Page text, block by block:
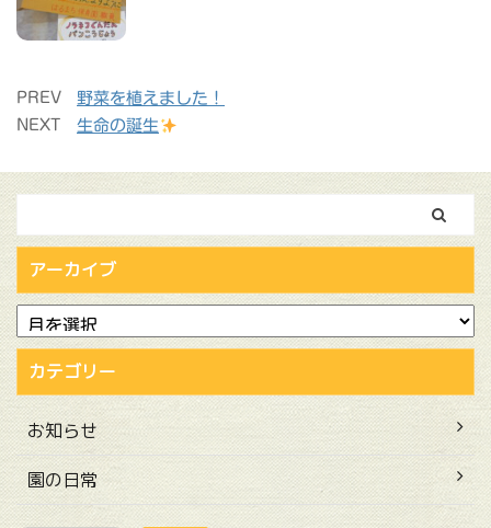
PREV 野菜を植えました！
NEXT 生命の誕生
アーカイブ
カテゴリー
お知らせ
園の日常